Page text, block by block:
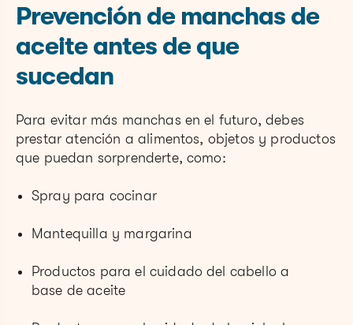
Prevención de manchas de
aceite antes de que
sucedan
Para evitar más manchas en el futuro, debes
prestar atención a alimentos, objetos y productos
que puedan sorprenderte, como:
Spray para cocinar
Mantequilla y margarina
Productos para el cuidado del cabello a
base de aceite